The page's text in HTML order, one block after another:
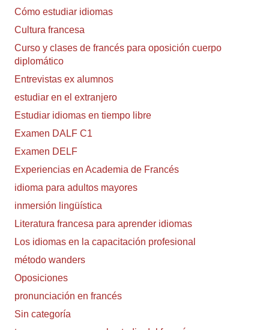
Cómo estudiar idiomas
Cultura francesa
Curso y clases de francés para oposición cuerpo
diplomático
Entrevistas ex alumnos
estudiar en el extranjero
Estudiar idiomas en tiempo libre
Examen DALF C1
Examen DELF
Experiencias en Academia de Francés
idioma para adultos mayores
inmersión lingüística
Literatura francesa para aprender idiomas
Los idiomas en la capacitación profesional
método wanders
Oposiciones
pronunciación en francés
Sin categoría